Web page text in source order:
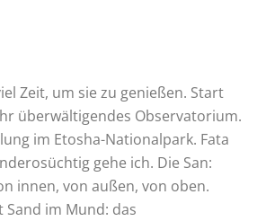
Zeit, um sie zu genießen. Start
überwältigendes Observatorium.
im Etosha-Nationalpark. Fata
gehe ich. Die San:
innen, von außen, von oben.
im Mund: das